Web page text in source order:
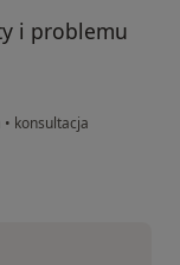
i problemu
• konsultacja